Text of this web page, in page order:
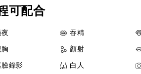
可配合
吞精
顏射
臉錄影 白人